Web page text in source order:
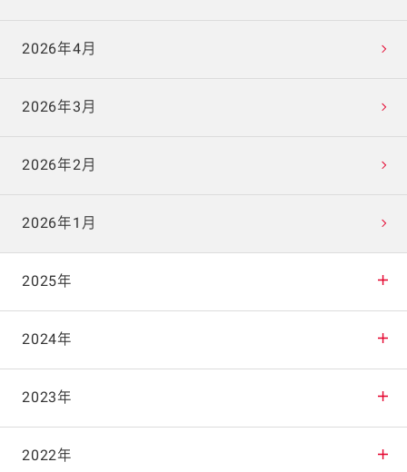
2026年4月
2026年3月
2026年2月
2026年1月
2025年
2025年12月
2025年11月
2025年10月
2024年
2024年12月
2024年11月
2023年
2023年12月
2022年